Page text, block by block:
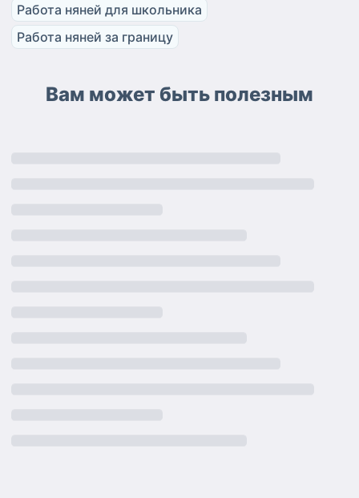
Работа няней для школьника
Работа няней за границу
Вам может быть полезным